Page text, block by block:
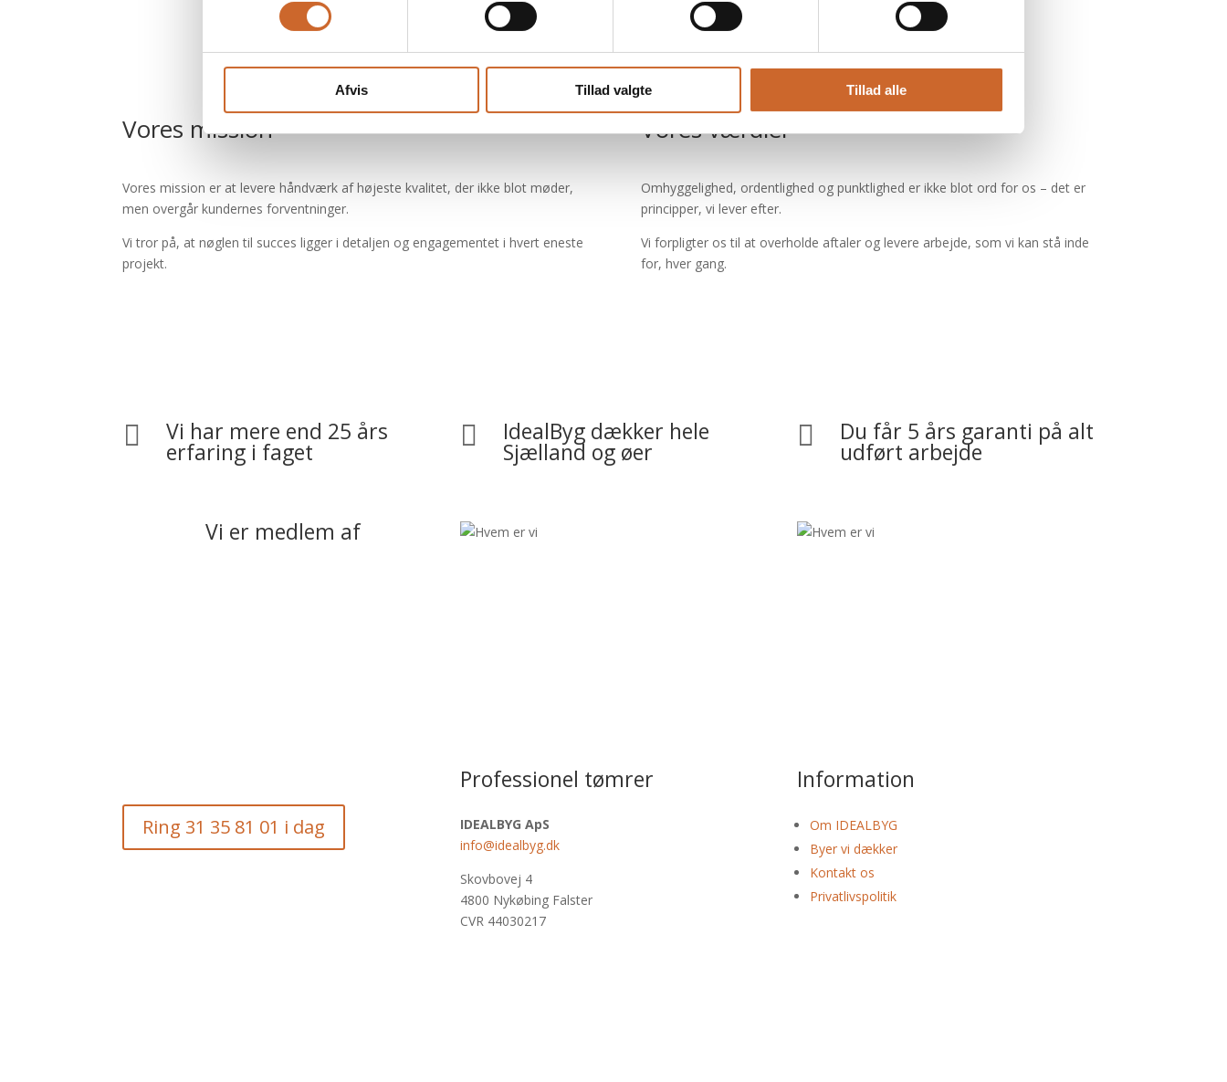
Afvis Tillad valgte Tillad alle
Vores mission
Vores mission er at levere håndværk af højeste kvalitet, der ikke blot møder,
men overgår kundernes forventninger.
Vi tror på, at nøglen til succes ligger i detaljen og engagementet i hvert eneste
projekt.
Vores værdier
Omhyggelighed, ordentlighed og punktlighed er ikke blot ord for os – det er
principper, vi lever efter.
Vi forpligter os til at overholde aftaler og levere arbejde, som vi kan stå inde
for, hver gang.
 Vi har mere end 25 års
erfaring i faget  IdealByg dækker hele
Sjælland og øer  Du får 5 års garanti på alt
udført arbejde
Vi er medlem af
Ring 31 35 81 01 i dag
Professionel tømrer
IDEALBYG ApS
info@idealbyg.dk
Skovbovej 4
4800 Nykøbing Falster
CVR 44030217
Information
Om IDEALBYG
Byer vi dækker
Kontakt os
Privatlivspolitik